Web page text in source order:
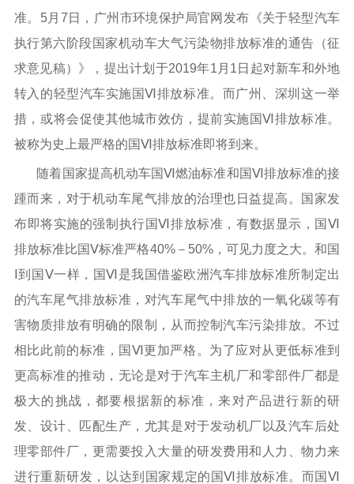
准。5月7日，广州市环境保护局官网发布《关于轻型汽车
执行第六阶段国家机动车大气污染物排放标准的通告（征
求意见稿）》，提出计划于2019年1月1日起对新车和外地
转入的轻型汽车实施国Ⅵ排放标准。而广州、深圳这一举
措，或将会促使其他城市效仿，提前实施国Ⅵ排放标准。
被称为史上最严格的国Ⅵ排放标准即将到来。
随着国家提高机动车国Ⅵ燃油标准和国Ⅵ排放标准的接
踵而来，对于机动车尾气排放的治理也日益提高。国家发
布即将实施的强制执行国Ⅵ排放标准，有数据显示，国Ⅵ
排放标准比国Ⅴ标准严格40%－50%，可见力度之大。和国
Ⅰ到国Ⅴ一样，国Ⅵ是我国借鉴欧洲汽车排放标准所制定出
的汽车尾气排放标准，对汽车尾气中排放的一氧化碳等有
害物质排放有明确的限制，从而控制汽车污染排放。不过
相比此前的标准，国Ⅵ更加严格。为了应对从更低标准到
更高标准的推动，无论是对于汽车主机厂和零部件厂都是
极大的挑战，都要根据新的标准，来对产品进行新的研
发、设计、匹配生产，尤其是对于发动机厂以及汽车后处
理零部件厂，更需要投入大量的研发费用和人力、物力来
进行重新研发，以达到国家规定的国Ⅵ排放标准。而国Ⅵ